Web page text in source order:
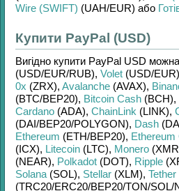
Wire (SWIFT) (UAH/EUR) або
Купити PayPal (USD)
Вигідно купити PayPal USD
(USD/EUR/RUB), Volet (USD/EUR)
0x (ZRX), Avalanche (AVAX),
(BTC/BEP20), Bitcoin Cash (BCH),
Cardano (ADA), ChainLink (LINK),
(DAI/BEP20/POLYGON), Dash
Ethereum (ETH/BEP20), Ethereum
(ICX), Litecoin (LTC), Monero
(NEAR), Polkadot (DOT), Ripple
Solana (SOL), Stellar (XLM), Tether
(TRC20/ERC20/BEP20/TON/SOL/